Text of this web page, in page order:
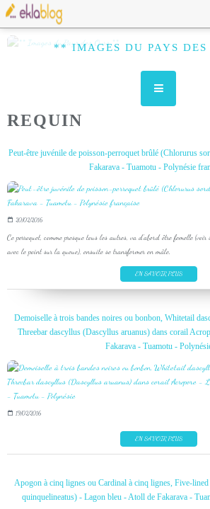
** IMAGES DU PAYS
REQUIN
Peut-être juvénile de poisson-perroquet brûlé (Chlorurus
Fakarava - Tuamotu - Polynésie
20/02/2016
Ce perroquet, comme presque tous les autres, va d'abord être femelle
avec le point sur la queue), ensuite se transformer en mâle.
EN SAVOIR PLUS
Demoiselle à trois bandes noires ou bonbon, Whitetail
Threebar dascyllus (Dascyllus aruanus) dans corail
Fakarava - Tuamotu -
19/02/2016
EN SAVOIR PLUS
Apogon à cinq lignes ou Cardinal à cinq lignes, Five-
quinquelineatus) - Lagon bleu - Atoll de Fakarava -